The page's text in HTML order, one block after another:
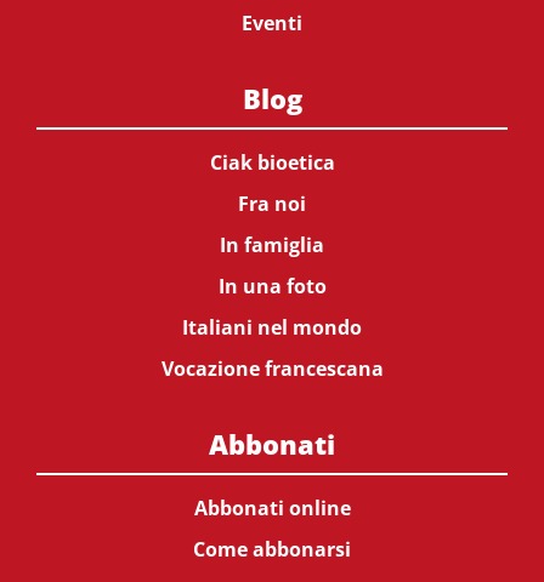
Eventi
Blog
Ciak bioetica
Fra noi
In famiglia
In una foto
Italiani nel mondo
Vocazione francescana
Abbonati
Abbonati online
Come abbonarsi